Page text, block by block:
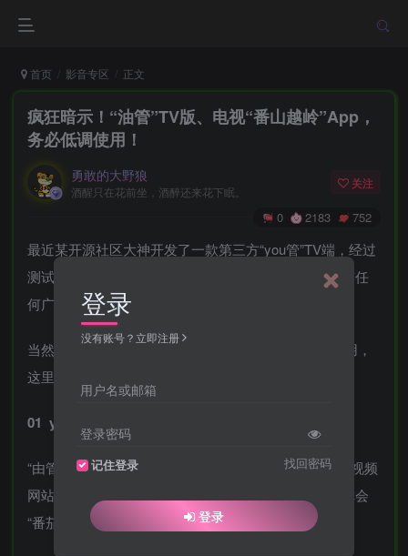
首页 影音专区 正文
疯狂暗示！“油管”TV版、电视“番山越岭”App，
务必低调使用！
勇敢的大野狼
酒醒只在花前坐，酒醉还来花下眠。
关注
0 2183 752
最近某开源社区大神开发了一款第三方“you管”TV端，经过
测试完美适配电视使用，而且保留了很多功能，且没有任
何广告。
当然，使用这玩意还是需要某Xx软件连接上后才能使用，
这里weichat.me一并发给大家，千万不要错过啦！
01 you管TV版（安卓）
“由管”的大名相信不用多说大家都知道了，世界最大的视频
网站，不过由于某些你知道的原因，访问不了，如果你会
“番茄”就可以使用！工具趣哥已经给大家准备好了！
登录
没有账号？立即注册
用户名或邮箱
登录密码
记住登录 找回密码
登录